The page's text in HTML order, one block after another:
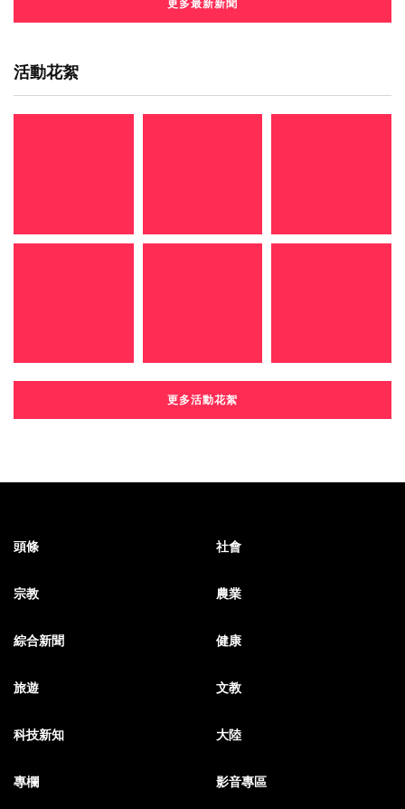
更多最新新聞
活動花絮
更多活動花絮
頭條 社會
宗教 農業
綜合新聞 健康
旅遊 文教
科技新知 大陸
專欄 影音專區